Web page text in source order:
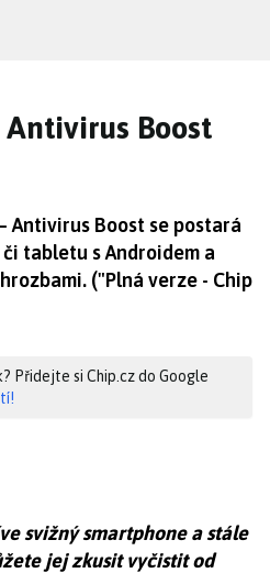
Antivirus Boost
Antivirus Boost se postará
tabletu s Androidem a
("Plná verze - Chip
Přidejte si Chip.cz do Google
svižný smartphone a stále
jej zkusit vyčistit od